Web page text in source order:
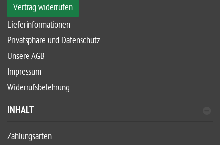
Vertrag widerrufen
Lieferinformationen
Privatsphäre und Datenschutz
Unsere AGB
Impressum
Widerrufsbelehrung
INHALT
Zahlungsarten